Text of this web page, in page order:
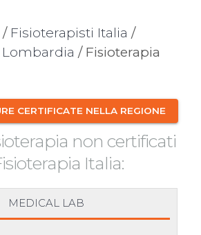
/ Fisioterapisti Italia /
/ Fisioterapia
CERTIFICATE NELLA REGIONE
non certificati
Italia:
MEDICAL LAB